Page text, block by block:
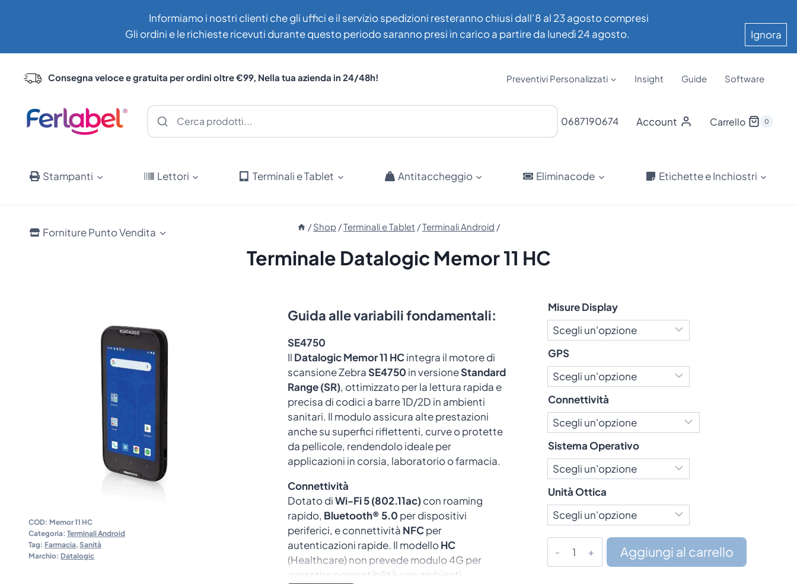
Informiamo i nostri clienti che gli uffici e il servizio spedizioni resteranno chiusi dall’8 al 23 agosto compresi
Gli ordini e le richieste ricevuti durante questo periodo saranno presi in carico a partire da lunedì 24 agosto.
Ignora
Consegna veloce e gratuita per ordini oltre €99, Nella tua azienda in 24/48h! Preventivi Personalizzati Insight Guide Software
0687190674 Account Carrello 0
Stampanti Lettori Terminali e Tablet Antitaccheggio Eliminacode Etichette e Inchiostri
Forniture Punto Vendita / Shop /Terminali e Tablet /Terminali Android /
Terminale Datalogic Memor 11 HC
COD: Memor 11 HC
Categoria: Terminali Android
Tag: Farmacia, Sanità
Marchio: Datalogic
Guida alle variabili fondamentali:
SE4750
Il Datalogic Memor 11 HCintegra il motore di
scansione Zebra SE4750 in versioneStandard
Range (SR), ottimizzato per la lettura rapida e
precisa di codici a barre 1D/2D in ambienti
sanitari. Il modulo assicura alte prestazioni
anche su superfici riflettenti, curve o protette
da pellicole, rendendolo ideale per
applicazioni in corsia, laboratorio o farmacia.
Connettività
Dotato diWi-Fi 5 (802.11ac)con roaming
rapido, Bluetooth® 5.0 per dispositivi
periferici, e connettività NFCper
autenticazioni rapide. Il modelloHC
(Healthcare) non prevede modulo 4G per
garantire compatibilità con ambienti
Misure Display
GPS
Connettività
Sistema Operativo
Unità Ottica
Aggiungi al carrello